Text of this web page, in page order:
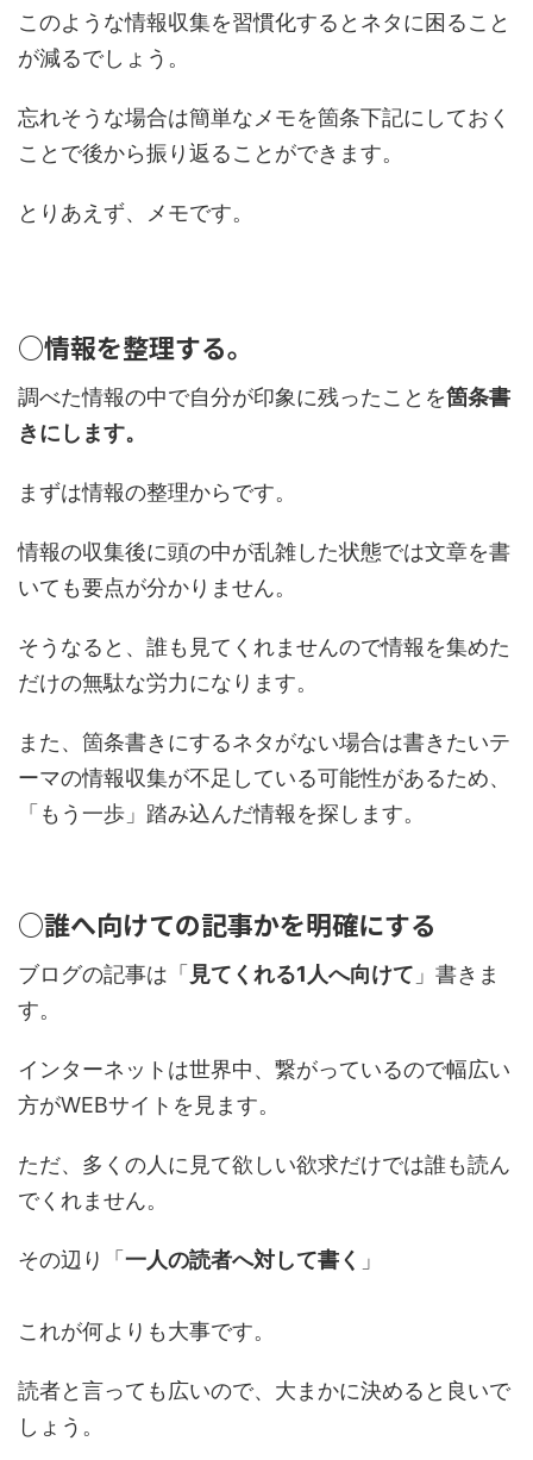
このような情報収集を習慣化するとネタに困ること
が減るでしょう。
忘れそうな場合は簡単なメモを箇条下記にしておく
ことで後から振り返ることができます。
とりあえず、 メモです。
○情報を整理する。
調べた情報の中で自分が印象に残ったことを箇条書
きにします。
まずは情報の整理からです。
情報の収集後に頭の中が乱雑した状態では文章を書
いても要点が分かりません。
そうなると、誰も見てくれませんので情報を集めた
だけの無駄な労力になります。
また、箇条書きにするネタがない場合は書きたいテ
ーマの情報収集が不足している可能性があるため、
「もう一歩」踏み込んだ情報を探します。
○誰へ向けての記事かを明確にする
ブログの記事は「 見てくれる1人へ向けて 」書きま
す。
インターネットは世界中、繋がっているので幅広い
方がWEBサイトを見ます。
ただ、多くの人に見て欲しい欲求だけでは誰も読ん
でくれません。
その辺り「 一人の読者へ対して書く 」
これが何よりも大事です。
読者と言っても広いので、大まかに決めると良いで
しょう。